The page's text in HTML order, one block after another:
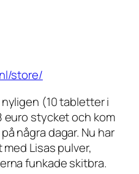
store/
(10 tabletter i
euro stycket och kom
några dagar. Nu har
Lisas pulver,
funkade skitbra.